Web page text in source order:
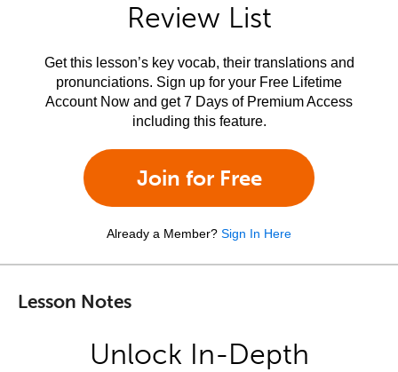
Review List
Get this lesson’s key vocab, their translations and
pronunciations. Sign up for your Free Lifetime
Account Now and get 7 Days of Premium Access
including this feature.
Join for Free
Already a Member? Sign In Here
Lesson Notes
Unlock In-Depth